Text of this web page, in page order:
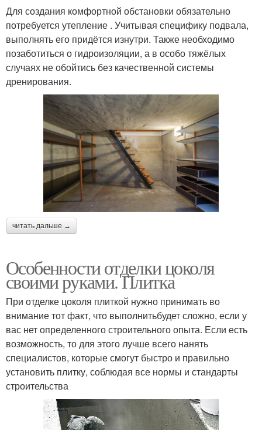
Для создания комфортной обстановки обязательно
потребуется утепление . Учитывая специфику подвала,
выполнять его придётся изнутри. Также необходимо
позаботиться о гидроизоляции, а в особо тяжёлых
случаях не обойтись без качественной системы
дренирования.
читать дальше →
Особенности отделки цоколя
своими руками. Плитка
При отделке цоколя плиткой нужно принимать во
внимание тот факт, что выполнитьбудет сложно, если у
вас нет определенного строительного опыта. Если есть
возможность, то для этого лучше всего нанять
специалистов, которые смогут быстро и правильно
установить плитку, соблюдая все нормы и стандарты
строительства